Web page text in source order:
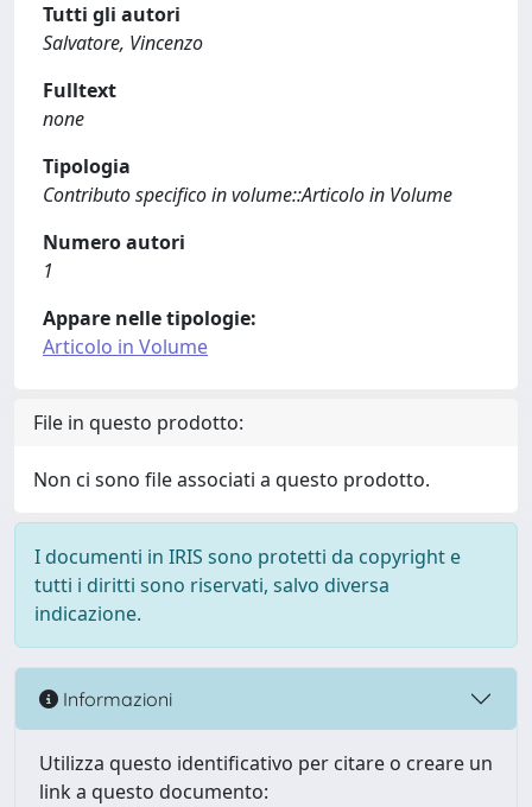
Tutti gli autori
Salvatore, Vincenzo
Fulltext
none
Tipologia
Contributo specifico in volume::Articolo in Volume
Numero autori
1
Appare nelle tipologie:
Articolo in Volume
File in questo prodotto:
Non ci sono file associati a questo prodotto.
I documenti in IRIS sono protetti da copyright e
tutti i diritti sono riservati, salvo diversa
indicazione.
Informazioni
Utilizza questo identificativo per citare o creare un
link a questo documento: